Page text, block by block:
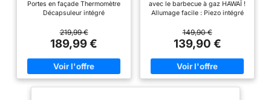
thermomètre
Portes en façade Thermomètre
Décapsuleur intégré
219,99 €
189,99 €
GARDEN
avec le barbecue à gaz HAWAÏ !
Allumage facile : Piezo intégré
seul geste Mobilité pratique :
Deux roues pour déplacer le
barbecue sans effort Format
compact : Parfait pour les
balcons, terrasses ou jardins
Dimensions : Barbecue : L 100 x
l 51 x H 98cm - Surface de
149,90 €
139,90 €